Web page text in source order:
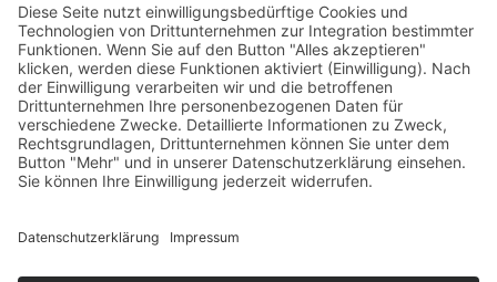
Freitag 16-22 Uhr
Sonntag 16:00-21 Uhr